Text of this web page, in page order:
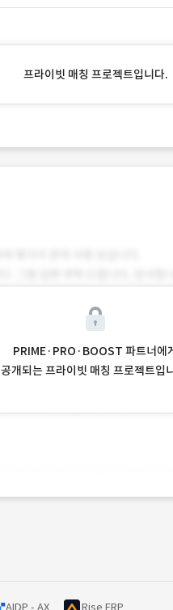
프라이빗 매칭 프로젝트입니다.
PRIME·PRO·BOOST 파트너에
공개되는 프라이빗 매칭 프로젝트입
AIDP - AX Rise ERP